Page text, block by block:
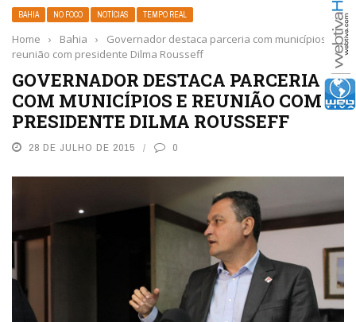
BAHIA NO FOCO NOTÍCIAS TEMPO REAL
Home › Bahia ›
Governador destaca parceria com municípios e
reunião com presidente Dilma Rousseff
GOVERNADOR DESTACA PARCERIA
COM MUNICÍPIOS E REUNIÃO COM
PRESIDENTE DILMA ROUSSEFF
28 DE JULHO DE 2015 0